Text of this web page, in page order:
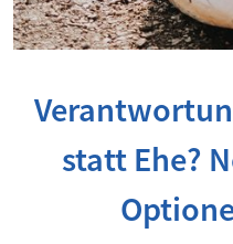
statt Ehe?